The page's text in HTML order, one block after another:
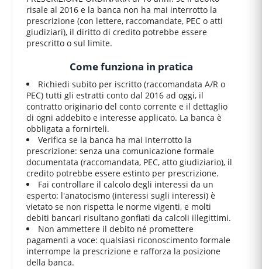
risale al 2016 e la banca non ha mai interrotto la
prescrizione (con lettere, raccomandate, PEC o atti
giudiziari), il diritto di credito potrebbe essere
prescritto o sul limite.
Come funziona in pratica
Richiedi subito per iscritto (raccomandata A/R o
PEC) tutti gli estratti conto dal 2016 ad oggi, il
contratto originario del conto corrente e il dettaglio
di ogni addebito e interesse applicato. La banca è
obbligata a fornirteli.
Verifica se la banca ha mai interrotto la
prescrizione: senza una comunicazione formale
documentata (raccomandata, PEC, atto giudiziario), il
credito potrebbe essere estinto per prescrizione.
Fai controllare il calcolo degli interessi da un
esperto: l'anatocismo (interessi sugli interessi) è
vietato se non rispetta le norme vigenti, e molti
debiti bancari risultano gonfiati da calcoli illegittimi.
Non ammettere il debito né promettere
pagamenti a voce: qualsiasi riconoscimento formale
interrompe la prescrizione e rafforza la posizione
della banca.